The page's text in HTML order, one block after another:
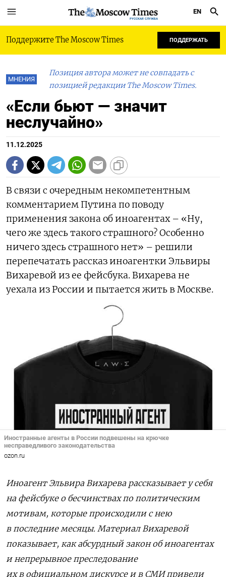
РУССКАЯ СЛУЖБА
EN
Поддержите The Moscow Times ПОДДЕРЖАТЬ
МНЕНИЯ
Позиция автора может не совпадать с
позицией редакции The Moscow Times.
«Если бьют — значит
неслучайно»
11.12.2025
В связи с очередным некомпетентным
комментарием Путина по поводу
применения закона об иноагентах – «Ну,
чего же здесь такого страшного? Особенно
ничего здесь страшного нет» – решили
перепечатать рассказ иноагентки Эльвиры
Вихаревой из ее фейсбука. Вихарева не
уехала из России и пытается жить в Москве.
Иностранные агенты в России подвешены на крючке
несправедливого законодательства
ozon.ru
Иноагент Эльвира Вихарева рассказывает у себя
на фейсбуке о бесчинствах по политическим
мотивам, которые происходили с нею
в последние месяцы. Материал Вихаревой
показывает, как абсурдный закон об иноагентах
и непрерывное преследование
их в официальном дискурсе и в СМИ привели